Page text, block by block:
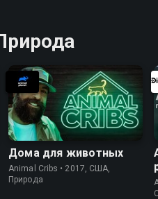
Дома для животных
Animal Cribs • 2017, США,
Природа